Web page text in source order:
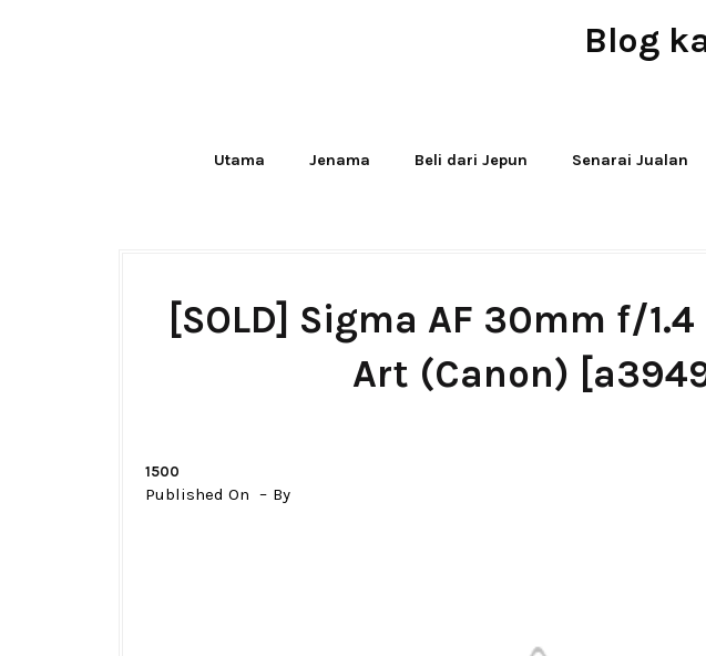
Blog
Utama Jenama Beli dari Jepun Senarai Jualan
[SOLD] Sigma AF 30mm f/1.4
Art (Canon)
1500
Published On By